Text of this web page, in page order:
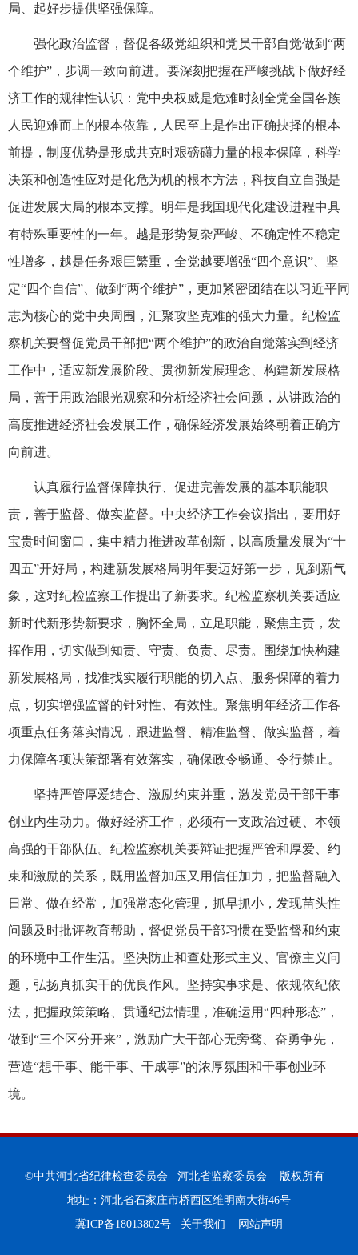
局、起好步提供坚强保障。
强化政治监督，督促各级党组织和党员干部自觉做到“两
个维护”，步调一致向前进。要深刻把握在严峻挑战下做好经
济工作的规律性认识：党中央权威是危难时刻全党全国各族
人民迎难而上的根本依靠，人民至上是作出正确抉择的根本
前提，制度优势是形成共克时艰磅礴力量的根本保障，科学
决策和创造性应对是化危为机的根本方法，科技自立自强是
促进发展大局的根本支撑。明年是我国现代化建设进程中具
有特殊重要性的一年。越是形势复杂严峻、不确定性不稳定
性增多，越是任务艰巨繁重，全党越要增强“四个意识”、坚
定“四个自信”、做到“两个维护”，更加紧密团结在以习近平同
志为核心的党中央周围，汇聚攻坚克难的强大力量。纪检监
察机关要督促党员干部把“两个维护”的政治自觉落实到经济
工作中，适应新发展阶段、贯彻新发展理念、构建新发展格
局，善于用政治眼光观察和分析经济社会问题，从讲政治的
高度推进经济社会发展工作，确保经济发展始终朝着正确方
向前进。
认真履行监督保障执行、促进完善发展的基本职能职
责，善于监督、做实监督。中央经济工作会议指出，要用好
宝贵时间窗口，集中精力推进改革创新，以高质量发展为“十
四五”开好局，构建新发展格局明年要迈好第一步，见到新气
象，这对纪检监察工作提出了新要求。纪检监察机关要适应
新时代新形势新要求，胸怀全局，立足职能，聚焦主责，发
挥作用，切实做到知责、守责、负责、尽责。围绕加快构建
新发展格局，找准找实履行职能的切入点、服务保障的着力
点，切实增强监督的针对性、有效性。聚焦明年经济工作各
项重点任务落实情况，跟进监督、精准监督、做实监督，着
力保障各项决策部署有效落实，确保政令畅通、令行禁止。
坚持严管厚爱结合、激励约束并重，激发党员干部干事
创业内生动力。做好经济工作，必须有一支政治过硬、本领
高强的干部队伍。纪检监察机关要辩证把握严管和厚爱、约
束和激励的关系，既用监督加压又用信任加力，把监督融入
日常、做在经常，加强常态化管理，抓早抓小，发现苗头性
问题及时批评教育帮助，督促党员干部习惯在受监督和约束
的环境中工作生活。坚决防止和查处形式主义、官僚主义问
题，弘扬真抓实干的优良作风。坚持实事求是、依规依纪依
法，把握政策策略、贯通纪法情理，准确运用“四种形态”，
做到“三个区分开来”，激励广大干部心无旁骛、奋勇争先，
营造“想干事、能干事、干成事”的浓厚氛围和干事创业环
境。
©中共河北省纪律检查委员会 河北省监察委员会 版权所有
地址：河北省石家庄市桥西区维明南大街46号
冀ICP备18013802号
关于我们 网站声明